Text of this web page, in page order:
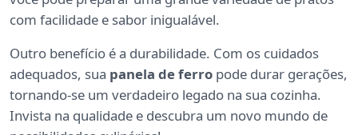
com facilidade e sabor inigualável.
Outro benefício é a durabilidade. Com os cuidados
adequados, sua panela de ferro pode durar gerações,
tornando-se um verdadeiro legado na sua cozinha.
Invista na qualidade e descubra um novo mundo de